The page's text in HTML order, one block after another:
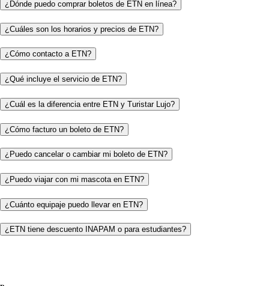
¿Dónde puedo comprar boletos de ETN en línea?
¿Cuáles son los horarios y precios de ETN?
¿Cómo contacto a ETN?
¿Qué incluye el servicio de ETN?
¿Cuál es la diferencia entre ETN y Turistar Lujo?
¿Cómo facturo un boleto de ETN?
¿Puedo cancelar o cambiar mi boleto de ETN?
¿Puedo viajar con mi mascota en ETN?
¿Cuánto equipaje puedo llevar en ETN?
¿ETN tiene descuento INAPAM o para estudiantes?